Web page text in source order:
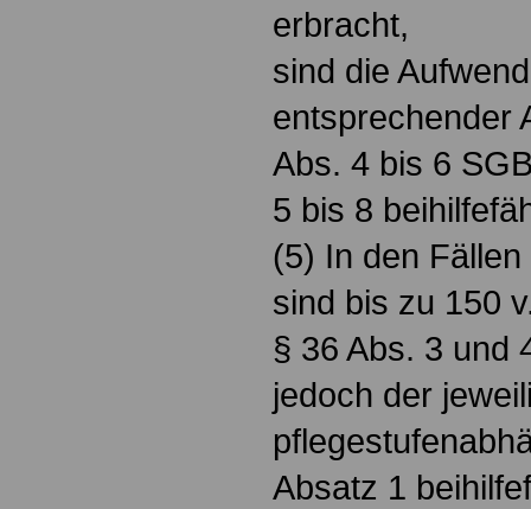
erbracht,
sind die
entsprechender
Abs. 4 bis 6
5 bis 8
(5) In den
sind bis zu 150
§ 36 Abs. 3 und
jedoch der
Absatz 1